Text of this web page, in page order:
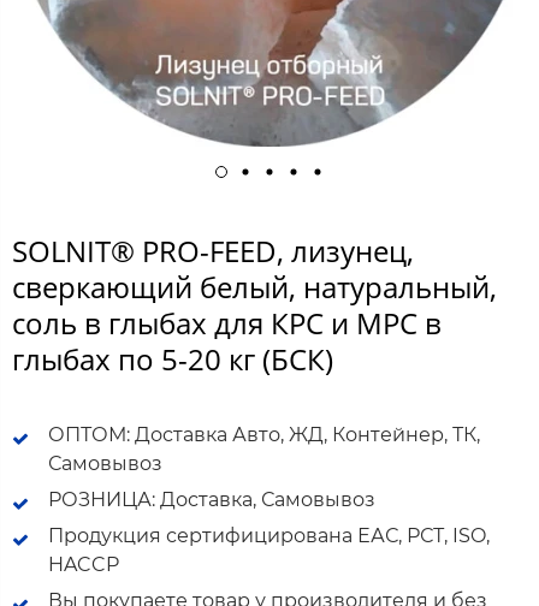
SOLNIT® PRO-FEED, лизунец,
сверкающий белый, натуральный,
соль в глыбах для КРС и МРС в
глыбах по 5-20 кг (БСК)
ОПТОМ: Доставка Авто, ЖД, Контейнер, ТК,
Самовывоз
РОЗНИЦА: Доставка, Самовывоз
Продукция сертифицирована ЕАС, РСТ, ISO,
HACCP
Вы покупаете товар у производителя и без